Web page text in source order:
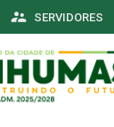
supervisor_account SERVIDORES